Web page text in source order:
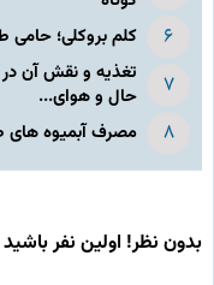
کلم بروکلی؛ حامی
تغذیه و نقش آن
حال و هوای...
مصرف آبمیوه های
بدون نظر! اولین نفر باشید